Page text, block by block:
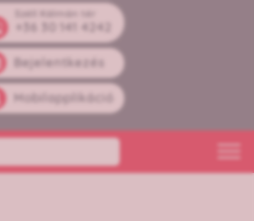
Széll Kálmán tér
+36 30 141 4242
Bejelentkezés
Mobilapplikáció